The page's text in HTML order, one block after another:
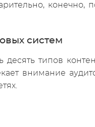
конечно,
систем
типов
внимание